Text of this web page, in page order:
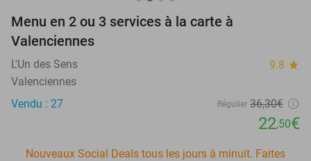
Menu en 2 ou 3 services à la carte à
Valenciennes
L'Un des Sens 9.8 star
Valenciennes
Vendu : 27
Régulier 36,30€
22,50€
Nouveaux Social Deals tous les jours à minuit. Faites